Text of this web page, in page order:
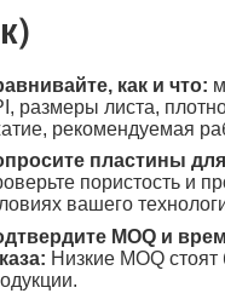
как и что:
размеры листа,
рекомендуемая
пластины
пористость и
вашего
MOQ и
Низкие MOQ